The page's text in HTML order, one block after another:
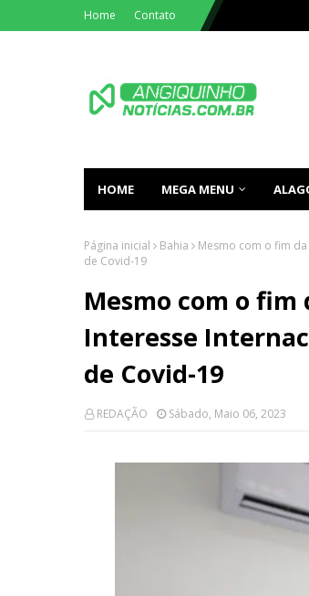
Home Contato
HOME MEGA MENU
Página inicial Bahia
Mesmo com o fim
de Covid-19
Mesmo com o fim
Interesse
de Covid-19
REDAÇÃO Sábado, Maio 06, 2023